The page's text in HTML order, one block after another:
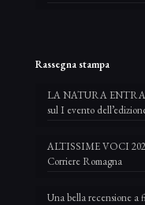
Rassegna stampa
LA NATURA ENTRA
sul I evento
ALTISSIME VOCI
Corriere Romagna
Una bella recensione a